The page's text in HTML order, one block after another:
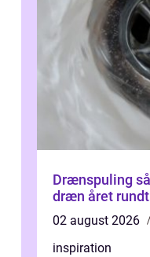
Drænspuling sådan sikrer du effektive
dræn året rundt
02 august 2026
inspiration